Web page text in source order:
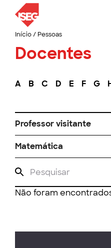
Início/ Pessoas
Docentes
A B C D E F G
Professor visitante
Matemática
Não foram